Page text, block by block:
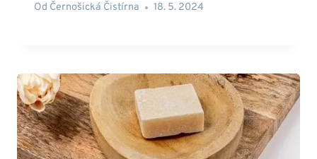
Od Černošická Čistírna 18. 5. 2024